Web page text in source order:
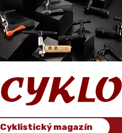
Cyklistický magazín